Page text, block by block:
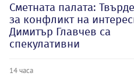
Сметната палата:
за конфликт на
Димитър Главчев са
спекулативни
14 часа